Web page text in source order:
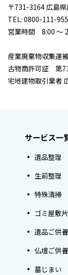
〒731-3164 広島
TEL: 0800-111-
営業時間 8:00 ～
産業廃棄物収集運
古物商許可証 第
宅地建物取引業者
サービス一
遺品整理
生前整理
特殊清掃
ゴミ屋敷
遺品ご供養
仏壇ご供養
墓じまい